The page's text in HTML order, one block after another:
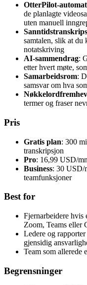
OtterPilot-
de planlagte
uten manuell
samtalen, slik at du
notatskriving
AI-sammendrag:
etter hvert møte,
Samarbeidsrom:
samsvar om hva
termer og fraser
Pris
Gratis plan: 300
transkripsjon
Pro: 16,99 USD/
Business: 30 USD/
teamfunksjoner
Best for
Fjernarbeidere hvis
Zoom, Teams eller
Ledere og
gjensidig
Team som allerede
Begrensninger